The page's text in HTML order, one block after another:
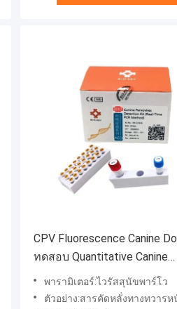
CPV Fluorescence Canine
ทดสอบ Quantitative Canine
Parvovirus Test
พารามิเตอร์:ไวรัสสุนัขพาร์โว
ตัวอย่าง:สารคัดหลั่งทางทวารหนักขอ